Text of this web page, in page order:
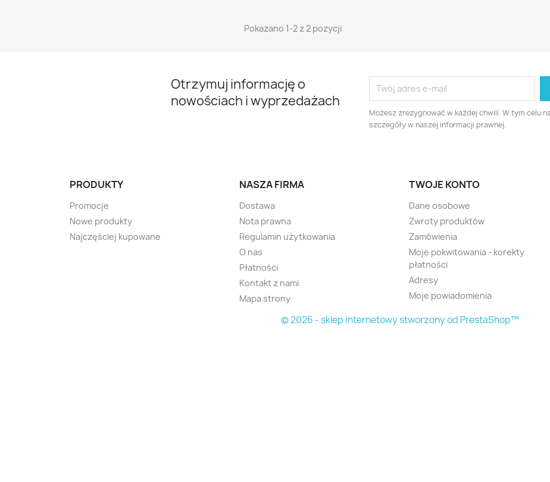
Pokazano 1-2 z 2 pozycji
Otrzymuj informację o
nowościach i wyprzedażach
Możesz zrezygnować w każdej chwili. W tym celu
szczegóły w naszej informacji prawnej.
PRODUKTY
Promocje
Nowe produkty
Najczęściej kupowane
NASZA FIRMA
Dostawa
Nota prawna
Regulamin użytkowania
O nas
Płatności
Kontakt z nami
Mapa strony
TWOJE KONTO
Dane osobowe
Zwroty produktów
Zamówienia
Moje pokwitowania - korekty
płatności
Adresy
Moje powiadomienia
© 2026 - sklep internetowy stworzony od PrestaShop™